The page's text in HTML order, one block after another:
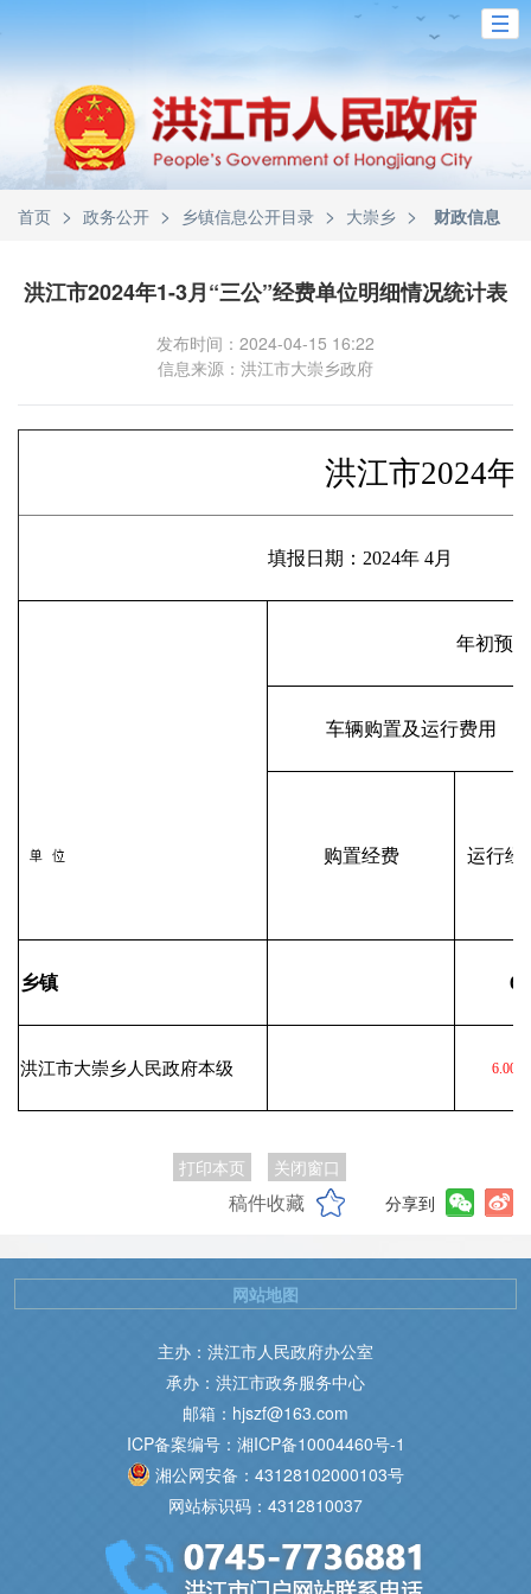
首页 > 政务公开 > 乡镇信息公开目录 > 大崇乡 > 财政信息
洪江市2024年1-3月“三公”经费单位明细情况统计表
发布时间：2024-04-15 16:22
信息来源：洪江市大崇乡政府
洪江市2024年
填报日期：2024年 4月
年初预
车辆购置及运行费用
购置经费 运行经
乡镇
洪江市大崇乡人民政府本级 6.00
打印本页 关闭窗口
稿件收藏 分享到
主办：洪江市人民政府办公室
承办：洪江市政务服务中心
邮箱：hjszf@163.com
ICP备案编号：湘ICP备10004460号-1
湘公网安备：43128102000103号
网站标识码：4312810037
网站地图